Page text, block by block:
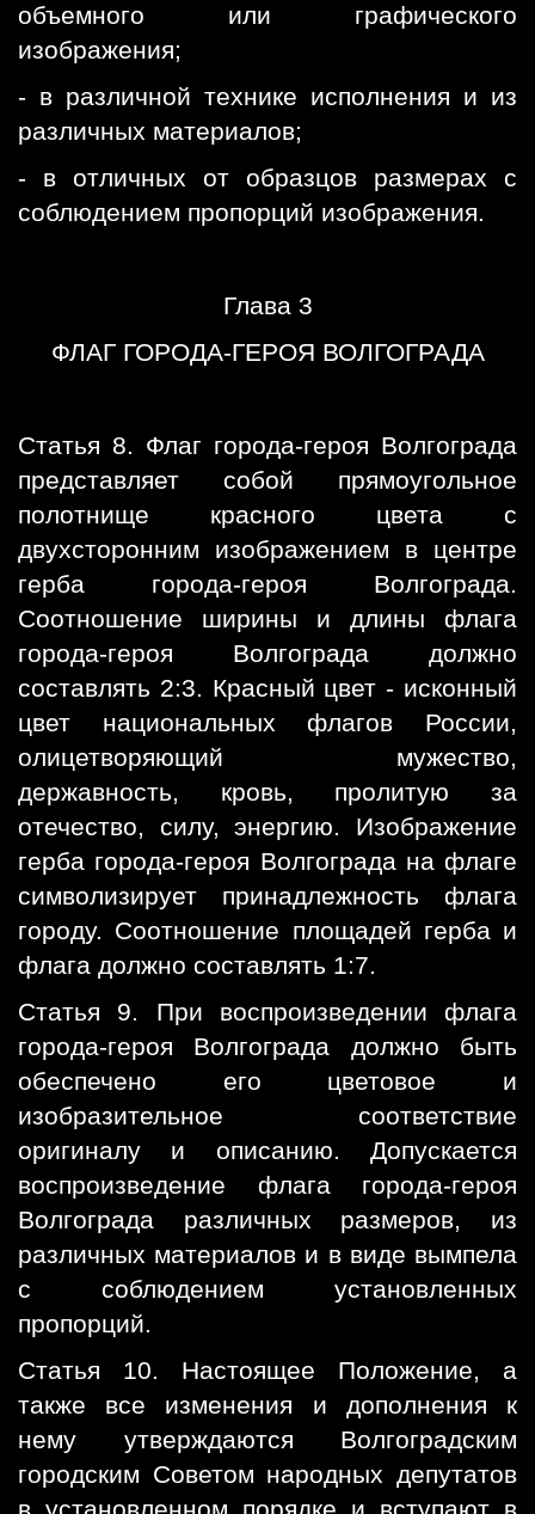
объемного или графического
изображения;
- в различной технике исполнения и из
различных материалов;
- в отличных от образцов размерах с
соблюдением пропорций изображения.
Глава 3
ФЛАГ ГОРОДА-ГЕРОЯ ВОЛГОГРАДА
Статья 8. Флаг города-героя Волгограда
представляет собой прямоугольное
полотнище красного цвета с
двухсторонним изображением в центре
герба города-героя Волгограда.
Соотношение ширины и длины флага
города-героя Волгограда должно
составлять 2:3. Красный цвет - исконный
цвет национальных флагов России,
олицетворяющий мужество,
державность, кровь, пролитую за
отечество, силу, энергию. Изображение
герба города-героя Волгограда на флаге
символизирует принадлежность флага
городу. Соотношение площадей герба и
флага должно составлять 1:7.
Статья 9. При воспроизведении флага
города-героя Волгограда должно быть
обеспечено его цветовое и
изобразительное соответствие
оригиналу и описанию. Допускается
воспроизведение флага города-героя
Волгограда различных размеров, из
различных материалов и в виде вымпела
с соблюдением установленных
пропорций.
Статья 10. Настоящее Положение, а
также все изменения и дополнения к
нему утверждаются Волгоградским
городским Советом народных депутатов